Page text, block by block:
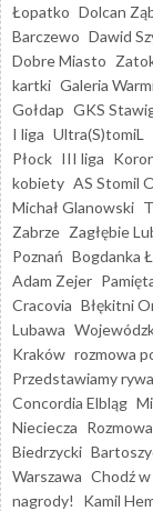
Łopatko Dolcan
Barczewo Dawid
Dobre Miasto
kartki Galeria
Gołdap GKS
I liga Ultra(S)tomiL
Płock III liga
kobiety AS Stomil
Michał Glanowski
Zabrze Zagłębie
Poznań Bogdanka
Adam Zejer
Cracovia Błękitni
Lubawa
Kraków rozmowa
Przedstawiamy
Concordia Elbląg
Nieciecza
Biedrzycki
Warszawa Chodź
nagrody!
Kamil